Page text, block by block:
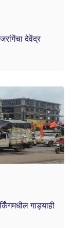
देवेंद्र
गाड्याही